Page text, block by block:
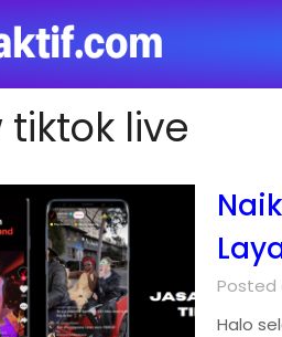
tiktok live
Posted
Halo